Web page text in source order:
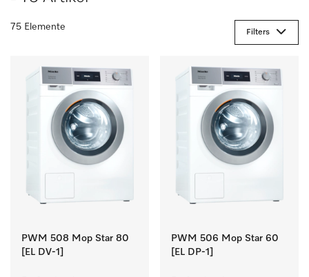
75 Elemente
Filters
PWM 508 Mop Star 80
[EL DV-1]
PWM 506 Mop Star 60
[EL DP-1]